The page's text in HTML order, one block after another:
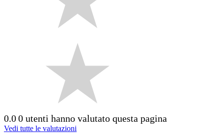
0.00 utenti hanno valutato questa pagina
Vedi tutte le valutazioni